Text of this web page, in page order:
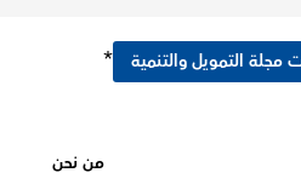
التمويل والتنمية *
من نحن